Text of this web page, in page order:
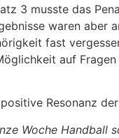
3 musste das
waren
fast
auf
Resonanz
Woche